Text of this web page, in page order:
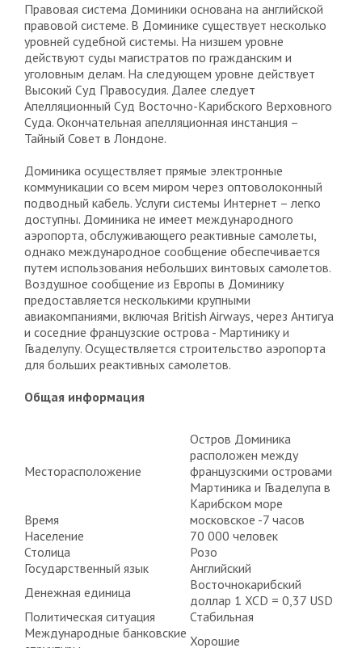
Правовая система Доминики основана на английской
правовой системе. В Доминике существует несколько
уровней судебной системы. На низшем уровне
действуют суды магистратов по гражданским и
уголовным делам. На следующем уровне действует
Высокий Суд Правосудия. Далее следует
Апелляционный Суд Восточно-Карибского Верховного
Суда. Окончательная апелляционная инстанция –
Тайный Совет в Лондоне.
Доминика осуществляет прямые электронные
коммуникации со всем миром через оптоволоконный
подводный кабель. Услуги системы Интернет – легко
доступны. Доминика не имеет международного
аэропорта, обслуживающего реактивные самолеты,
однако международное сообщение обеспечивается
путем использования небольших винтовых самолетов.
Воздушное сообщение из Европы в Доминику
предоставляется несколькими крупными
авиакомпаниями, включая British Airways, через Антигуа
и соседние французские острова - Мартинику и
Гваделупу. Осуществляется строительство аэропорта
для больших реактивных самолетов.
Общая информация
Месторасположение
Остров Доминика
расположен между
французскими островами
Мартиника и Гваделупа в
Карибском море
Время
московское -7 часов
Население
70 000 человек
Столица
Розо
Государственный язык
Английский
Денежная единица
Восточнокарибский
доллар 1 XCD = 0,37 USD
Политическая ситуация
Стабильная
Международные банковские Хорошие